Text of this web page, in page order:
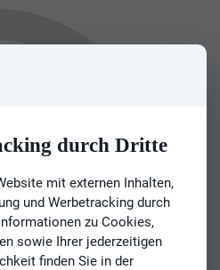
durch Dritte
mit externen Inhalten,
und Werbetracking durch
zu Cookies,
sowie Ihrer jederzeitigen
finden Sie in der